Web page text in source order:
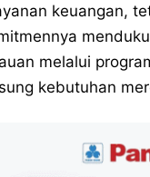
keuangan,
melalui
kebutuhan